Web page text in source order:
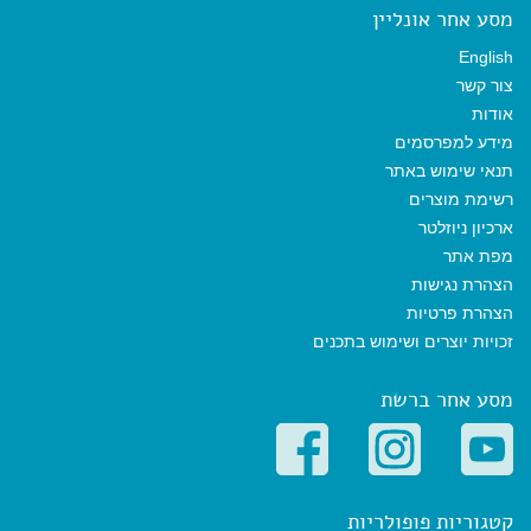
מסע אחר אונליין
English
צור קשר
אודות
מידע למפרסמים
תנאי שימוש באתר
רשימת מוצרים
ארכיון ניוזלטר
מפת אתר
הצהרת נגישות
הצהרת פרטיות
זכויות יוצרים ושימוש בתכנים
מסע אחר ברשת
קטגוריות פופולריות